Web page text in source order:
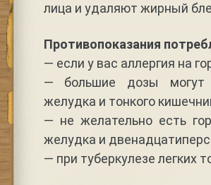
лица и удаляют жирный
Противопоказания
— если у вас аллергия на
— большие дозы могут
желудка и тонкого
— не желательно есть
желудка и
— при туберкулезе легких